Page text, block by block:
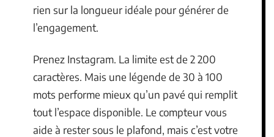
rien sur la longueur idéale pour générer de
l’engagement.
Prenez Instagram. La limite est de 2 200
caractères. Mais une légende de 30 à 100
mots performe mieux qu’un pavé qui remplit
tout l’espace disponible. Le compteur vous
aide à rester sous le plafond, mais c’est votre